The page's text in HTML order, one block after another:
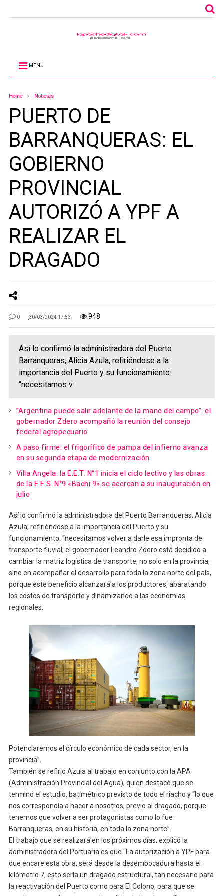
MENU
Home Noticias
PUERTO DE
BARRANQUERAS: EL
GOBIERNO
PROVINCIAL
AUTORIZÓ A YPF A
REALIZAR EL
DRAGADO
0 30/03/2024 17:53 948
Así lo confirmó la administradora del Puerto
Barranqueras, Alicia Azula, refiriéndose a la
importancia del Puerto y su funcionamiento:
“necesitamos v
”Argentina puede salir adelante de la mano del campo”: el
gobernador Zdero acompañó la reunión del consejo
federal agropecuario
A paso firme: el frigorífico de pampa del infierno avanza
en su segunda etapa de modernización
Villa Angela: la E.E.T. N°1 inicia el ciclo lectivo y las obras
de la E.E.S. N°9 «Bachi 9» se acercan a su inauguración en
julio
Así lo confirmó la administradora del Puerto Barranqueras, Alicia
Azula, refiriéndose a la importancia del Puerto y su
funcionamiento: “necesitamos volver a darle esa impronta de
transporte fluvial; el gobernador Leandro Zdero está decidido a
cambiar la matriz logística de transporte, no solo en la provincia,
sino en acompañar el desarrollo para toda la zona norte del país,
porque este beneficio alcanzará a los productores, abaratando
los costos de transporte y dinamizando a las economías
regionales.
Potenciaremos el círculo económico de cada sector, en la
provincia”.
También se refirió Azula al trabajo en conjunto con la APA
(Administración Provincial del Agua), quien destacó que se
terminó el estudio, batimétrico previsto de todo el riacho y “lo que
nos correspondía a hacer a nosotros, previo al dragado, porque
tenemos que volver a ser protagonistas como lo fue
Barranqueras, en su historia, en toda la zona norte”.
El trabajo que se realizará en los próximos días, explicó la
administradora del Portuaria es que “La autorización a YPF para
que encare esta obra, será desde la desembocadura hasta el
kilómetro 7, esto sería un dragado estructural, tan necesario para
la reactivación del Puerto como para El Colono, para que se